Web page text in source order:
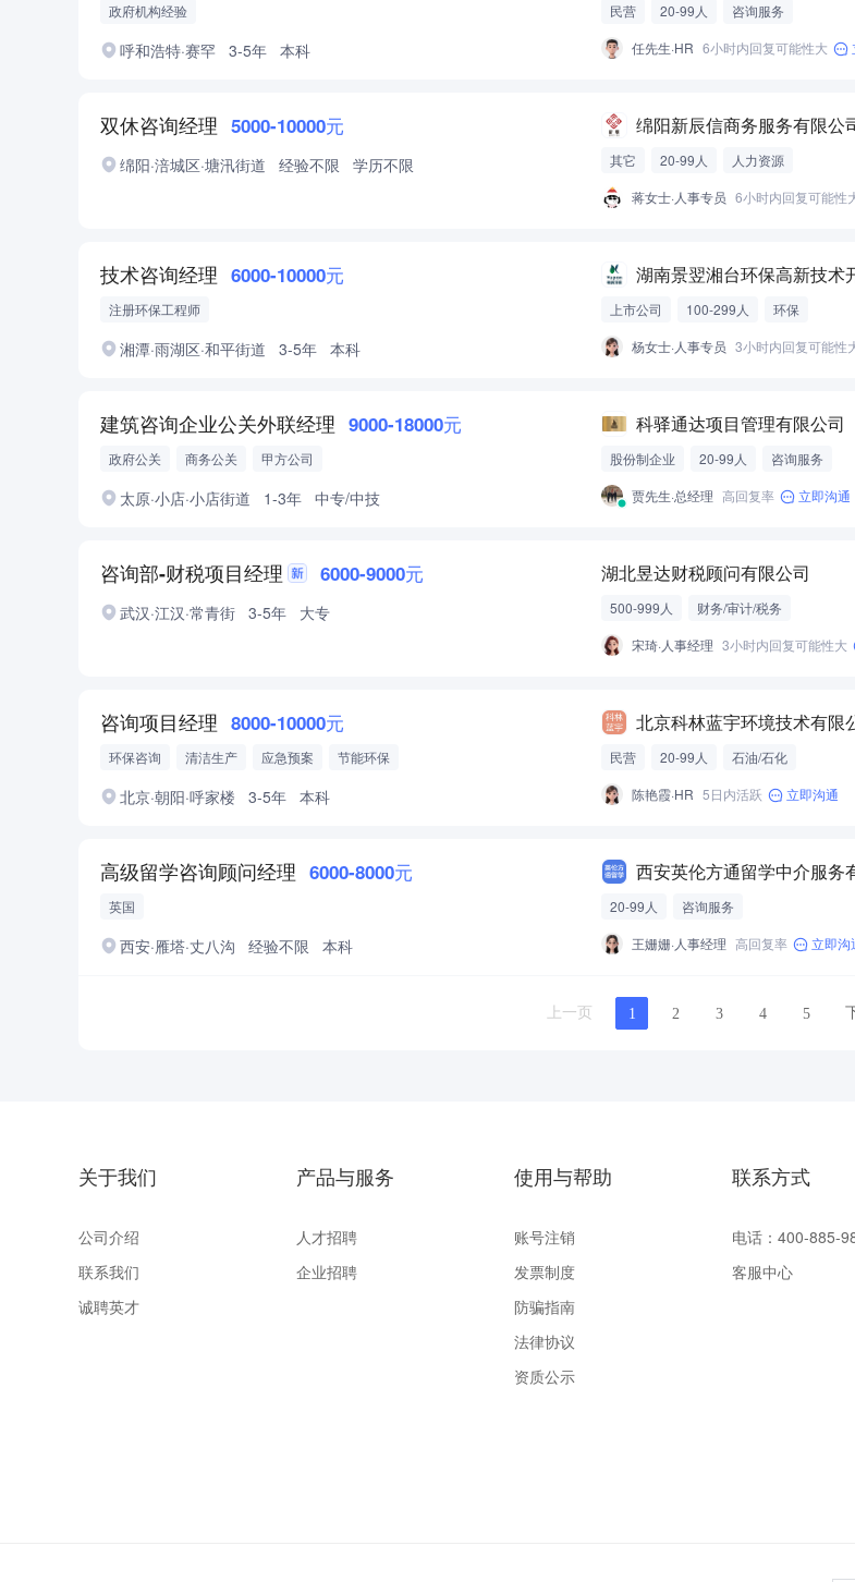
政府机构经验
呼和浩特·赛罕 3-5年 本科
民营 20-99人
咨询服务
任先生·HR 6小时内回复可能性大
双休咨询经理 5000-10000元
绵阳·涪城区·塘汛街道 经验不限 学历不限
绵阳新辰信商务服务有限公
其它 20-99人
人力资源
蒋女士·人事专员 6小时内回复可能性
技术咨询经理 6000-10000元
注册环保工程师
湘潭·雨湖区·和平街道 3-5年 本科
上市公司
100-299人
环保
杨女士·人事专员 3小时内回复可能性
建筑咨询企业公关外联经理 9000-18000元
政府公关 商务公关 甲方公司
太原·小店·小店街道 1-3年 中专/中技
科驿通达项目管理有限公司
股份制企业 20-99人
咨询服务
贾先生·总经理 高回复率 立即沟通
咨询部-财税项目经理 6000-9000元
武汉·江汉·常青街 3-5年 大专
湖北昱达财税顾问有限公司
500-999人
财务/审计/税务
宋琦·人事经理 3小时内回复可能性大
咨询项目经理 8000-10000元
环保咨询 清洁生产 应急预案 节能环保
北京·朝阳·呼家楼 3-5年 本科
北京科林蓝宇环境技术有限
民营 20-99人
石油/石化
陈艳霞·HR 5日内活跃 立即沟通
高级留学咨询顾问经理 6000-8000元
英国
西安·雁塔·丈八沟 经验不限 本科
西安英伦方通留学中介服务
20-99人
咨询服务
王姗姗·人事经理 高回复率 立即沟
上一页 1 2 3 4 5
关于我们
公司介绍
联系我们
诚聘英才
产品与服务
人才招聘
企业招聘
使用与帮助
账号注销
发票制度
防骗指南
法律协议
资质公示
联系方式
电话：400-885-
客服中心